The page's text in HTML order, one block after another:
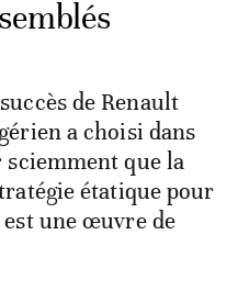
de Renault
a choisi dans
que la
étatique pour
une œuvre de